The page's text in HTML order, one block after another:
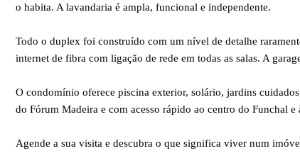
o habita. A lavandaria é ampla, funcional e independente.
Todo o duplex foi construído com um nível de detalhe
internet de fibra com ligação de rede em todas as salas. A
O condomínio oferece piscina exterior, solário, jardins
do Fórum Madeira e com acesso rápido ao centro do Funchal e
Agende a sua visita e descubra o que significa viver num